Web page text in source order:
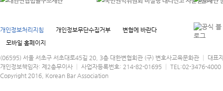
개인정보처리지침 개인정보무단수집거부
변협에 바란다
모바일 홈페이지
(06595) 서울 서초구 서초대로45길 20, 3층 대한변협회관 (구) 변호사교육문화관 │ 대표
개인정보책임자: 제2총무이사 │ 사업자등록번호: 214-82-01695 │ TEL:02-3476-
Copyright 2016, Korean Bar Association